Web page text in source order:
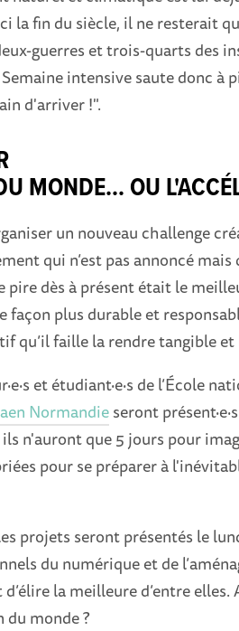
la fin du siècle, il ne resterait
guerres et trois-quarts des
intensive saute donc à
d'arriver !".
MONDE... OU
un nouveau challenge
qui n’est pas annoncé
dès à présent était le
façon plus durable et
qu’il faille la rendre tangible et
et étudiant·e·s de l’École
Normandieseront
n'auront que 5 jours pour
pour se préparer à
projets seront présentés le
du numérique et de
la meilleure d’entre
du monde ?